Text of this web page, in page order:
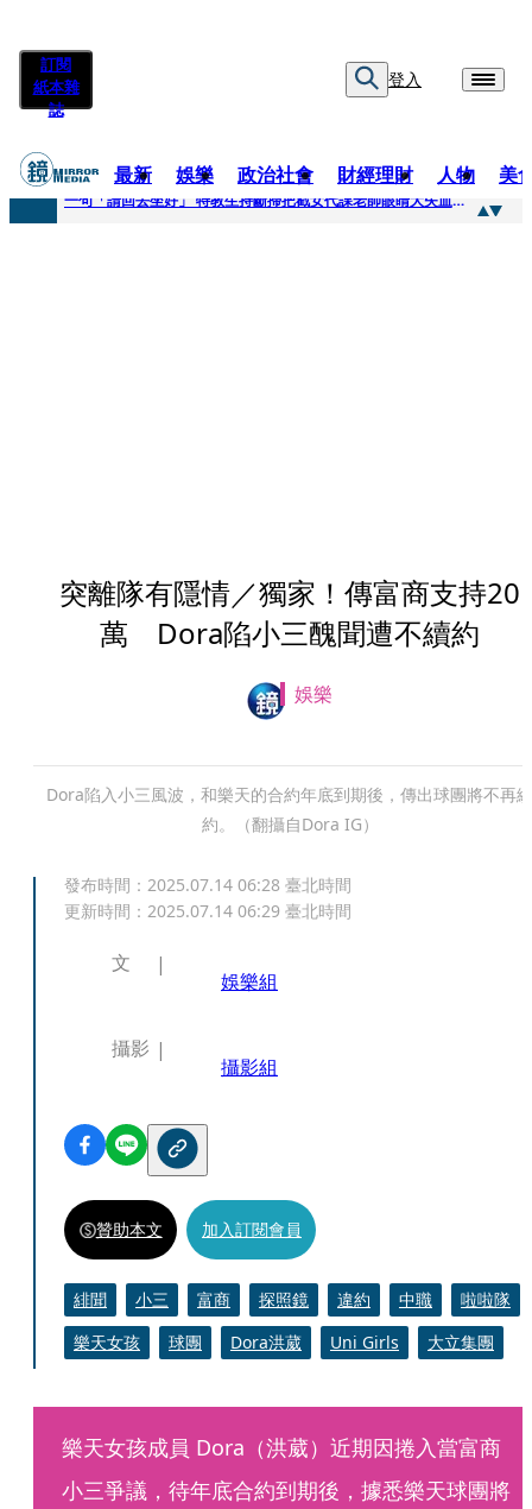
訂閱
紙本雜
誌
登入
最新 娛樂 政治社會 財經理財 人物 美
快訊
一句「請回去坐好」 特教生持斷掃把戳女代課老師眼睛大失血近失明
突離隊有隱情／獨家！傳富商支持20
萬 Dora陷小三醜聞遭不續約
娛樂
Dora陷入小三風波，和樂天的合約年底到期後，傳出球團將不再續
約。（翻攝自Dora IG）
發布時間： 2025.07.14 06:28 臺北時間
更新時間： 2025.07.14 06:29 臺北時間
文
娛樂組
攝影
攝影組
贊助本文 加入訂閱會員
緋聞 小三 富商 探照鏡 違約 中職
啦啦隊
樂天女孩
球團 Dora洪葳 Uni Girls 大立集團
樂天女孩成員 Dora（洪葳）近期因捲入當富商
小三爭議，待年底合約到期後，據悉樂天球團將